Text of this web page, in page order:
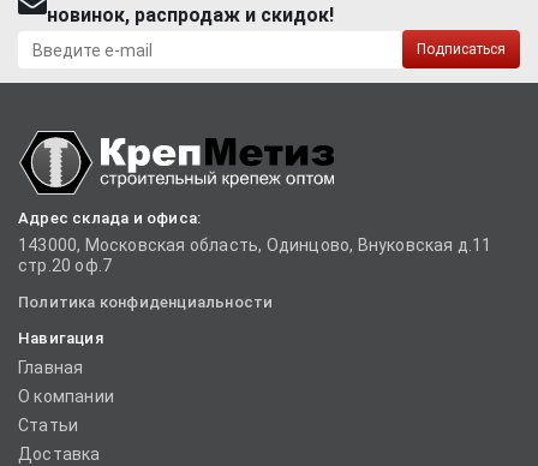
новинок, распродаж и скидок!
Подписаться
Адрес склада и офиса:
143000, Московская область, Одинцово, Внуковская д.11
стр.20 оф.7
Политика конфиденциальности
Навигация
Главная
О компании
Статьи
Доставка